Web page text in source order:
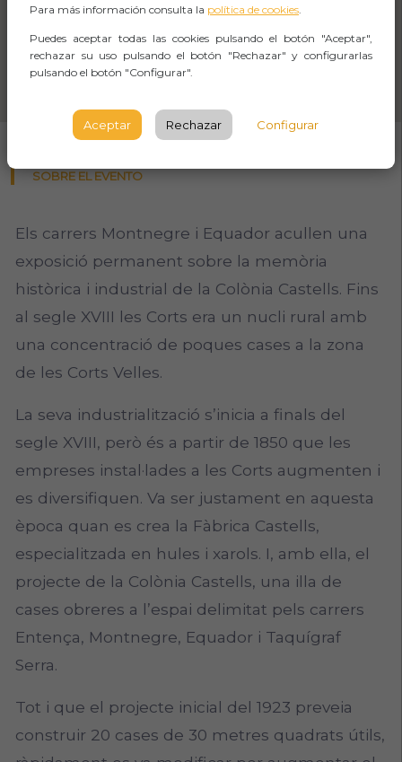
SOBRE EL EVENTO
Els carrers Montnegre i Equador acullen una
exposició permanent sobre la memòria
històrica i industrial de la Colònia Castells. Fins
al segle XVIII les Corts era un nucli rural amb
una concentració de poques cases a la zona
de les Corts Velles.
La seva industrialització s’inicia a ­finals del
segle XVIII, però és a partir de 1850 que les
empreses instal·lades a les Corts augmenten i
es diversifiquen. Va ser justament en aquesta
època quan es crea la Fàbrica Castells,
especialitzada en hules i xarols. I, amb ella, el
projecte de la Colònia Castells, una illa de
cases obreres a l’espai delimitat pels carrers
Entença, Montnegre, Equador i Taquígraf
Serra.
Tot i que el projecte inicial del 1923 preveia
construir 20 cases de 30 metres quadrats útils,
Para más información consulta la política de cookies.
Puedes aceptar todas las cookies pulsando el botón "Aceptar",
rechazar su uso pulsando el botón "Rechazar" y configurarlas
pulsando el botón "Configurar".
Aceptar Rechazar Configurar